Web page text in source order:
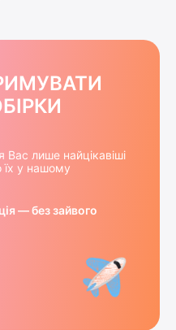
Вас лише найцікавіші
їх у нашому
— без зайвого